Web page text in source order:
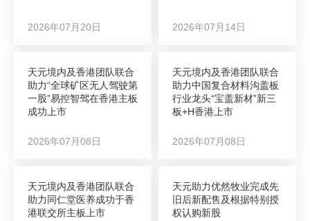
2026年07月20日 2026年07月14日
天元境内及香港团队联合
助力“全球矿区无人驾驶第
一股”易控智驾在香港主板
成功上市
2026年07月08日
天元境内及香港团队联合
助力中国复合材料沟盖板
行业龙头“宝盖新材”新三
板+H香港上市
2026年07月08日
天元境内及香港团队联合
助力同仁堂医养成功于香
港联交所主板上市
天元助力优然牧业完成先
旧后新配售及根据特别授
权认购新股